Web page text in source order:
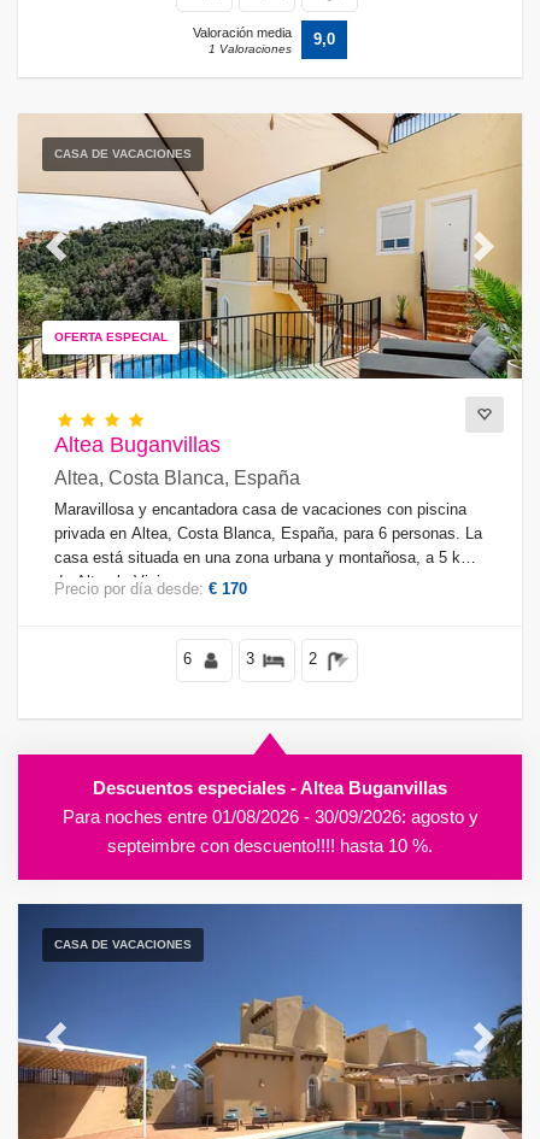
Confort
Servicios
Vistas
Vista a la Montaña
Suplementario
Valoración media
1 Valoraciones
9,0
CASA DE VACACIONES
OFERTA ESPECIAL
Previous Next
Altea Buganvillas
Altea, Costa Blanca, España
Maravillosa y encantadora casa de vacaciones con piscina
privada en Altea, Costa Blanca, España, para 6 personas. La
casa está situada en una zona urbana y montañosa, a 5 km
de Altea la Vieja.
Precio por día desde: € 170
6 3 2
Descuentos especiales - Altea Buganvillas
Para noches entre 01/08/2026 - 30/09/2026: agosto y
septeimbre con descuento!!!! hasta 10 %.
CASA DE VACACIONES
Previous Next